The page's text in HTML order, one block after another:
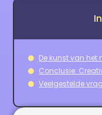
De kunst van
Conclusie:
Veelgestelde